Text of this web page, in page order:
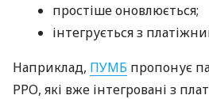
простіше оновлюється;
інтегрується з
Наприклад, ПУМБ пропонує
РРО, які вже інтегровані з